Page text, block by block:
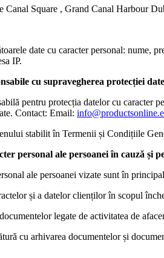
Square , Grand Canal Harbour
date cu caracter personal: nume,
IP.
cu supravegherea protecției
pentru protecția datelor cu
Contact: Email:
stabilit în Termenii și Condițiile
personal ale persoanei în cauză și
ale persoanei vizate sunt în
și a datelor clienților în scopul
legate de activitatea de
cu arhivarea documentelor și